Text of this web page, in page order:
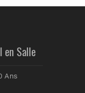
en Salle
Ans